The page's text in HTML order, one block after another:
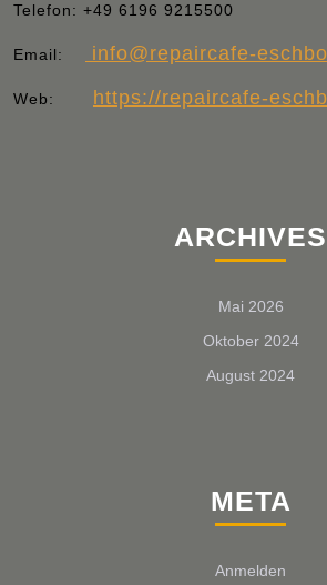
Telefon: +49 6196 9215500
Email: info@repaircafe-
Web: https://repaircafe-
ARCHIVES
Mai 2026
Oktober 2024
August 2024
META
Anmelden